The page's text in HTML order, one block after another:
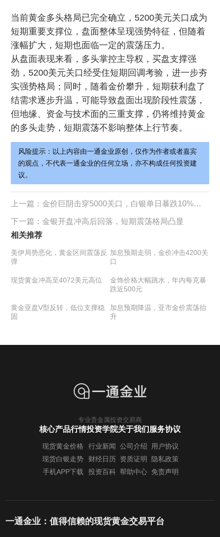
当前黄金多头格局已完全确立，5200美元关口成为
短期重要支撑位，盘面整体呈现强势特征，但随着
涨幅扩大，短期也面临一定的震荡压力。
从盘面表现来看，多头掌控主导权，买盘支撑强
劲，5200美元关口经受住短期回调考验，进一步夯
实强势格局；同时，随着金价攀升，短期获利盘了
结需求逐步升温，可能导致盘面出现阶段性震荡，
但地缘、资金与技术面的三重支撑，仍将维持黄金
的多头走势，短期震荡不影响整体上行节奏。
风险提示：以上内容由一通金业原创，仅作为作者或者嘉宾
的观点，不代表一通金业的任何立场，亦不构成任何投资建
议。
上一篇： 金价巨阴击穿5000关口，白银单日暴跌10%再现惨烈行情
下一篇： 金银开盘冲高后回落，短期震荡格局凸显
相关推荐
美伊局势恶化，黄金区间震荡反
弹
加息预期走弱，金价冲击4200关
口
现货黄金冲高至4072美元高位
金饰价格大幅跳水，年内每克暴
跌近500元
黄金亚盘V型反转，低位支撑稳
固
加息预期降温，亚市金价震荡抬
升
专业贵金属投资交易商
核心产品行情
现货黄金价格
现货白银走势
手机APP下载
投资学院
行业新闻
财经日历
投资百科
关于我们
公司介绍
资质证明
帮助中心
服务协议
用户协议
隐私政策
免责声明
一通金业：值得信赖的现货黄金交易平台